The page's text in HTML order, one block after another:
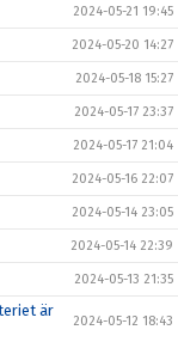
2024-05-21 19:45
2024-05-20 14:27
2024-05-18 15:27
2024-05-17 23:37
2024-05-17 21:04
2024-05-16 22:07
2024-05-14 23:05
2024-05-14 22:39
2024-05-13 21:35
är
2024-05-12 18:43